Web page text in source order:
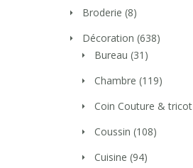
Broderie (8)
Décoration (638)
Bureau (31)
Chambre (119)
Coin Couture & tricot
Coussin (108)
Cuisine (94)